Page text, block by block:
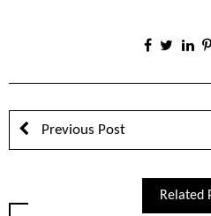
Previous Post
Related